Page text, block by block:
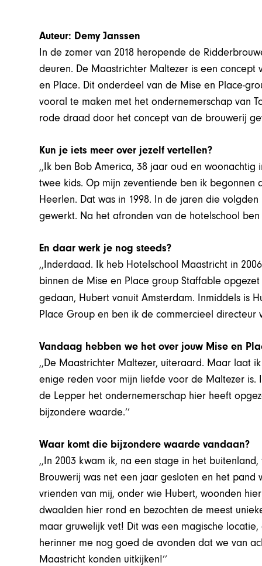
Auteur: Demy Janssen
In de zomer van 2018 heropende de
deuren. De Maastrichter Maltezer is een
en Place. Dit onderdeel van de Mise en Place-
vooral te maken met het ondernemerschap van
rode draad door het concept van de brouwerij
Kun je iets meer over jezelf vertellen?
,,Ik ben Bob America, 38 jaar oud en
twee kids. Op mijn zeventiende ben ik begonnen
Heerlen. Dat was in 1998. In de jaren die
gewerkt. Na het afronden van de hotelschool
En daar werk je nog steeds?
,,Inderdaad. Ik heb Hotelschool Maastricht in
binnen de Mise en Place group Staffable
gedaan, Hubert vanuit Amsterdam. Inmiddels is
Place Group en ben ik de commercieel directeur
Vandaag hebben we het over jouw Mise en
,,De Maastrichter Maltezer, uiteraard. Maar laat
enige reden voor mijn liefde voor de Maltezer
de Lepper het ondernemerschap hier heeft
bijzondere waarde.’’
Waar komt die bijzondere waarde vandaan?
,,In 2003 kwam ik, na een stage in het
Brouwerij was net een jaar gesloten en het pand
vrienden van mij, onder wie Hubert, woonden
dwaalden hier rond en bezochten de meest
maar gruwelijk vet! Dit was een magische
herinner me nog goed de avonden dat we van
Maastricht konden uitkijken!’’